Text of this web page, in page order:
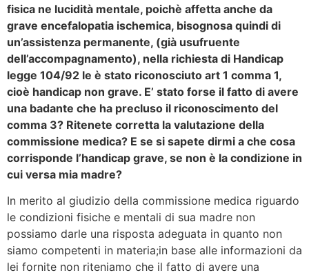
fisica ne lucidità mentale, poichè affetta anche da
grave encefalopatia ischemica, bisognosa quindi di
un’assistenza permanente, (già usufruente
dell’accompagnamento), nella richiesta di Handicap
legge 104/92 le è stato riconosciuto art 1 comma 1,
cioè handicap non grave. E’ stato forse il fatto di avere
una badante che ha precluso il riconoscimento del
comma 3? Ritenete corretta la valutazione della
commissione medica? E se si sapete dirmi a che cosa
corrisponde l’handicap grave, se non è la condizione in
cui versa mia madre?
In merito al giudizio della commissione medica riguardo
le condizioni fisiche e mentali di sua madre non
possiamo darle una risposta adeguata in quanto non
siamo competenti in materia;in base alle informazioni da
lei fornite non riteniamo che il fatto di avere una